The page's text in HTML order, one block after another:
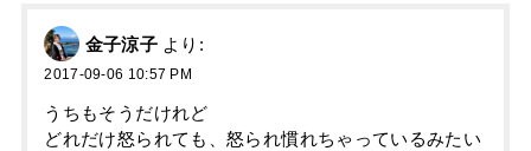
金子涼子 より:
2017-09-06 10:57 PM
うちもそうだけれど
どれだけ怒られても、怒られ慣れちゃっているみたい